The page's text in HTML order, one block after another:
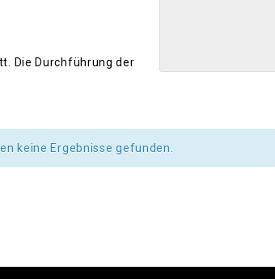
Die Durchführung der
keine Ergebnisse gefunden.